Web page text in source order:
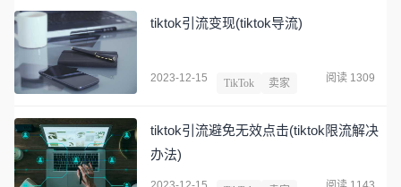
tiktok引流变现(tiktok导流)
2023-12-15 TikTok 卖家 阅读 1309
tiktok引流避免无效点击(tiktok限流解决
办法)